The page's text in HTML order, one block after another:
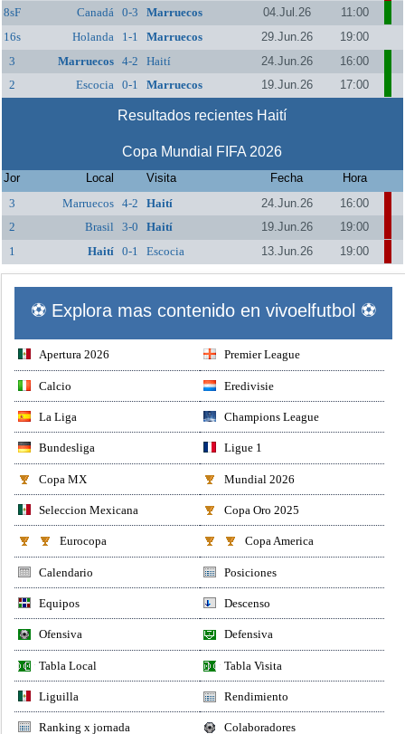
8sF
Canadá 0-3 Marruecos 04.Jul.26
11:00
16s
Holanda 1-1 Marruecos 29.Jun.26
19:00
3
Marruecos 4-2 Haití 24.Jun.26
16:00
2
Escocia 0-1 Marruecos 19.Jun.26 17:00
Resultados recientes Haití
Copa Mundial FIFA 2026
Jor Local Visita Fecha
Hora
3
Marruecos 4-2 Haití 24.Jun.26
16:00
2
Brasil 3-0 Haití 19.Jun.26
19:00
1
Haití 0-1 Escocia 13.Jun.26 19:00
⚽ Explora mas contenido en vivoelfutbol ⚽
Apertura 2026 Premier League
Calcio Eredivisie
La Liga Champions League
Bundesliga Ligue 1
Copa MX Mundial 2026
Seleccion Mexicana Copa Oro 2025
Eurocopa Copa America
Calendario Posiciones
Equipos Descenso
Ofensiva Defensiva
Tabla Local Tabla Visita
Liguilla Rendimiento
Ranking x jornada Colaboradores